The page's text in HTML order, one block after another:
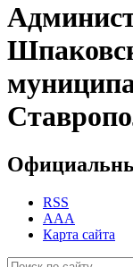
RSS
AAA
Карта сайта